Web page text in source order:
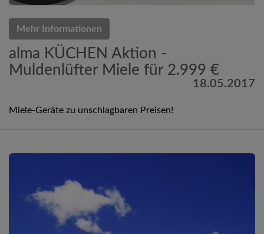
Mehr Informationen
alma KÜCHEN Aktion -
Muldenlüfter Miele für 2.999 €
18.05.2017
Miele-Geräte zu unschlagbaren Preisen!